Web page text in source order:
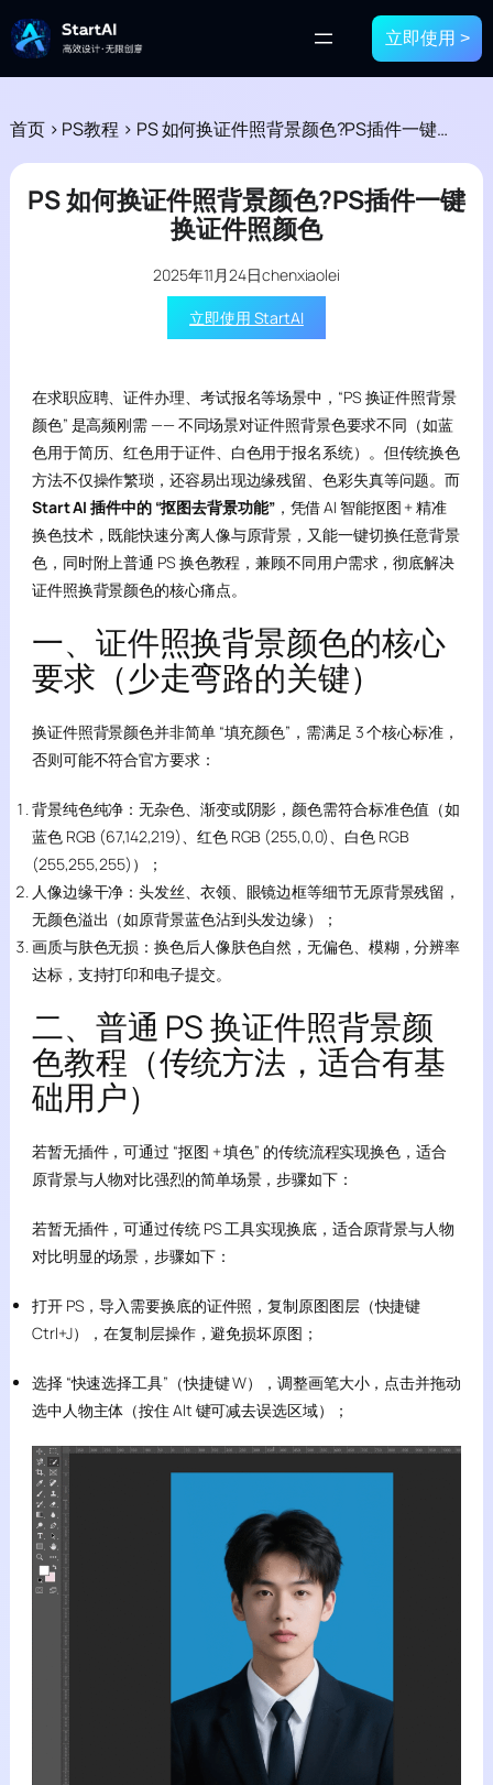
立即使用 >
首页 > PS教程 > PS 如何换证件照背景颜色?PS插件一键换证件照颜色
PS 如何换证件照背景颜色?PS插件一键
换证件照颜色
2025年11月24日chenxiaolei
立即使用 StartAI
在求职应聘、证件办理、考试报名等场景中，“PS 换证件照背景
颜色” 是高频刚需 —— 不同场景对证件照背景色要求不同（如蓝
色用于简历、红色用于证件、白色用于报名系统）。但传统换色
方法不仅操作繁琐，还容易出现边缘残留、色彩失真等问题。而
Start AI 插件中的 “抠图去背景功能”，凭借 AI 智能抠图 + 精准
换色技术，既能快速分离人像与原背景，又能一键切换任意背景
色，同时附上普通 PS 换色教程，兼顾不同用户需求，彻底解决
证件照换背景颜色的核心痛点。
一、证件照换背景颜色的核心
要求（少走弯路的关键）
换证件照背景颜色并非简单 “填充颜色”，需满足 3 个核心标准，
否则可能不符合官方要求：
背景纯色纯净：无杂色、渐变或阴影，颜色需符合标准色值（如
蓝色 RGB (67,142,219)、红色 RGB (255,0,0)、白色 RGB
(255,255,255)）；
人像边缘干净：头发丝、衣领、眼镜边框等细节无原背景残留，
无颜色溢出（如原背景蓝色沾到头发边缘）；
画质与肤色无损：换色后人像肤色自然，无偏色、模糊，分辨率
达标，支持打印和电子提交。
二、普通 PS 换证件照背景颜
色教程（传统方法，适合有基
础用户）
若暂无插件，可通过 “抠图 + 填色” 的传统流程实现换色，适合
原背景与人物对比强烈的简单场景，步骤如下：
若暂无插件，可通过传统 PS 工具实现换底，适合原背景与人物
对比明显的场景，步骤如下：
打开 PS，导入需要换底的证件照，复制原图图层（快捷键
Ctrl+J），在复制层操作，避免损坏原图；
选择 “快速选择工具”（快捷键 W），调整画笔大小，点击并拖动
选中人物主体（按住 Alt 键可减去误选区域）；